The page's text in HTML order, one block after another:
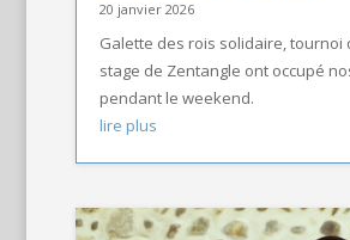
20 janvier 2026
Galette des rois solidaire, tournoi
stage de Zentangle ont occupé
pendant le weekend.
lire plus